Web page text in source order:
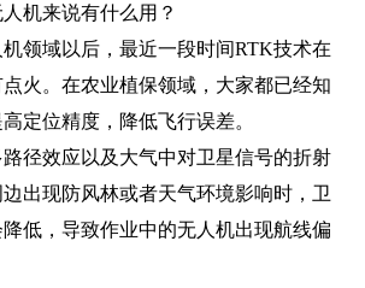
机来说有什么用？
领域以后，最近一段时间RTK技术在
火。在农业植保领域，大家都已经知
定位精度，降低飞行误差。
径效应以及大气中对卫星信号的折射
出现防风林或者天气环境影响时，卫
低，导致作业中的无人机出现航线偏